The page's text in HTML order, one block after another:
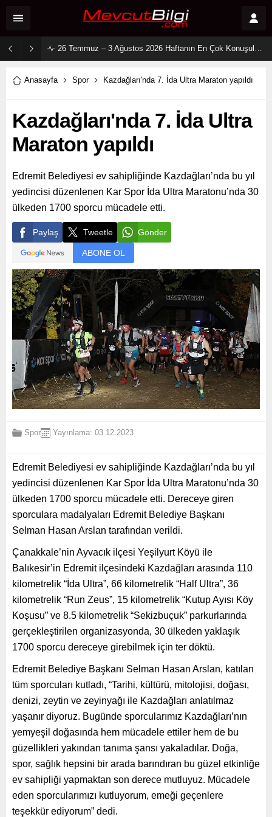
2 Ağustos 2026 Sosyal Medya Reyting Sonuçları: “Daha 17” Ekranlara Ambargo Koydu!
Anasayfa Spor Kazdağları'nda 7. İda Ultra Maraton yapıldı
Kazdağları'nda 7. İda Ultra
Maraton yapıldı
Edremit Belediyesi ev sahipliğinde Kazdağları’nda bu yıl
yedincisi düzenlenen Kar Spor İda Ultra Maratonu’nda 30
ülkeden 1700 sporcu mücadele etti.
Paylaş Tweetle Gönder
ABONE OL
Spor Yayınlama: 03.12.2023
Edremit Belediyesi ev sahipliğinde Kazdağları’nda bu yıl
yedincisi düzenlenen Kar Spor İda Ultra Maratonu’nda 30
ülkeden 1700 sporcu mücadele etti. Dereceye giren
sporculara madalyaları Edremit Belediye Başkanı
Selman Hasan Arslan tarafından verildi.
Çanakkale’nin Ayvacık ilçesi Yeşilyurt Köyü ile
Balıkesir’in Edremit ilçesindeki Kazdağları arasında 110
kilometrelik “İda Ultra”, 66 kilometrelik “Half Ultra”, 36
kilometrelik “Run Zeus”, 15 kilometrelik “Kutup Ayısı Köy
Koşusu” ve 8.5 kilometrelik “Sekizbuçuk” parkurlarında
gerçekleştirilen organizasyonda, 30 ülkeden yaklaşık
1700 sporcu dereceye girebilmek için ter döktü.
Edremit Belediye Başkanı Selman Hasan Arslan, katılan
tüm sporcuları kutladı, “Tarihi, kültürü, mitolojisi, doğası,
denizi, zeytin ve zeyinyağı ile Kazdağları anlatılmaz
yaşanır diyoruz. Bugünde sporcularımız Kazdağları’nın
yemyeşil doğasında hem mücadele ettiler hem de bu
güzellikleri yakından tanıma şansı yakaladılar. Doğa,
spor, sağlık hepsini bir arada barındıran bu güzel etkinliğe
ev sahipliği yapmaktan son derece mutluyuz. Mücadele
eden sporcularımızı kutluyorum, emeği geçenlere
teşekkür ediyorum” dedi.